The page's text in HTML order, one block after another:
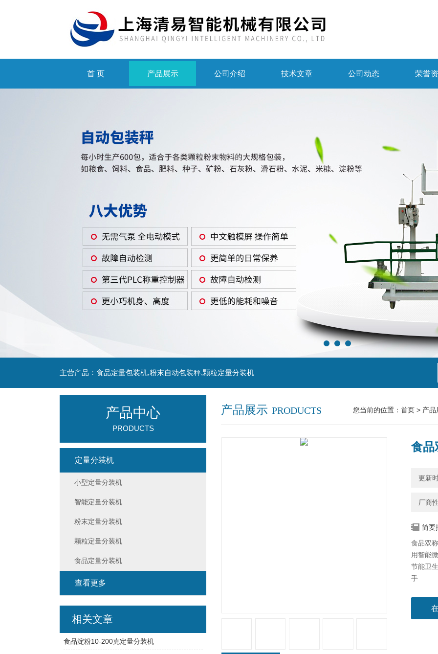
首 页 产品展示 公司介绍 技术文章 公司动态 荣誉
主营产品：食品定量包装机,粉末自动包装秤,颗粒定量分装机
产品展示 PRODUCTS 您当前的位置： 首页 > 产品
食品
更新
厂商
简要
食品双
用智能
节能卫
手
产品中心
PRODUCTS
定量分装机
小型定量分装机
智能定量分装机
粉末定量分装机
颗粒定量分装机
食品定量分装机
查看更多
相关文章
食品淀粉10-200克定量分装机